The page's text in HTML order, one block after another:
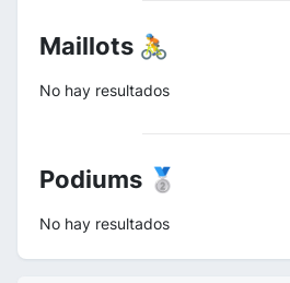
Maillots 🚴
No hay resultados
Podiums 🥈
No hay resultados